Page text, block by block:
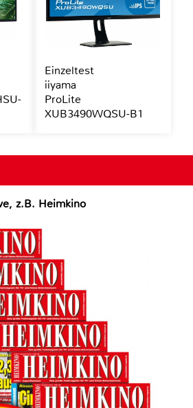
z.B. Heimkino
Einzeltest
iiyama
ProLite
XUB3490WQSU-B1